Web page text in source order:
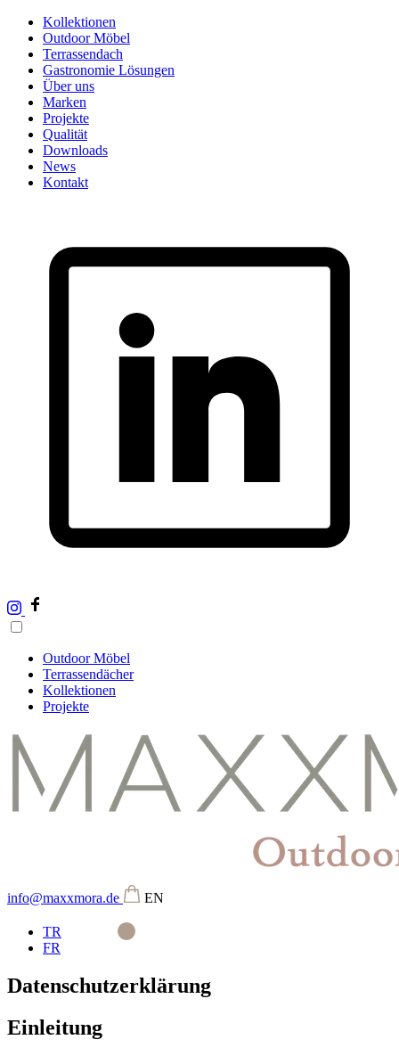
Skip
content
Kollektionen
Outdoor Möbel
Terrassendach
Gastronomie Lösungen
Über uns
Marken
Projekte
Qualität
Downloads
News
Kontakt
Outdoor Möbel
Terrassendächer
Kollektionen
Projekte
info@maxxmora.de EN
TR
FR
Datenschutzerklärung
Einleitung